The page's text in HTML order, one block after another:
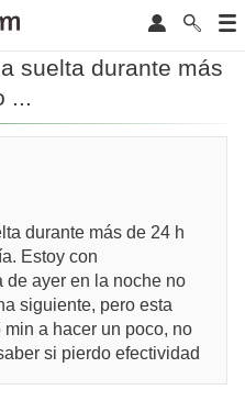
suelta durante más
...
durante más de 24 h
Estoy con
de ayer en la noche no
siguiente, pero esta
a hacer un poco, no
si pierdo efectividad